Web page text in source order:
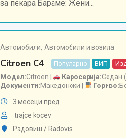
за пекара Бараме: Жени…
Автомобили, Автомобили и возила
Citroen C4 Популарно ВИП
Модел Citroen Каросерија Седан
Документи Македонски Гориво
3 месеци пред
trajce kocev
Радовиш / Radovis